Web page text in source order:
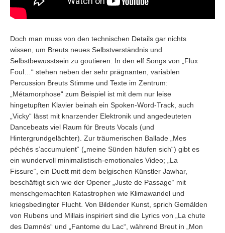
Doch man muss von den technischen Details gar nichts
wissen, um Breuts neues Selbstverständnis und
Selbstbewusstsein zu goutieren. In den elf Songs von „Flux
Foul…“ stehen neben der sehr prägnanten, variablen
Percussion Breuts Stimme und Texte im Zentrum:
„Métamorphose“ zum Beispiel ist mit dem nur leise
hingetupften Klavier beinah ein Spoken-Word-Track, auch
„Vicky“ lässt mit knarzender Elektronik und angedeuteten
Dancebeats viel Raum für Breuts Vocals (und
Hintergrundgelächter). Zur träumerischen Ballade „Mes
péchés s’accumulent“ („meine Sünden häufen sich“) gibt es
ein wundervoll minimalistisch-emotionales Video; „La
Fissure“, ein Duett mit dem belgischen Künstler Jawhar,
beschäftigt sich wie der Opener „Juste de Passage“ mit
menschgemachten Katastrophen wie Klimawandel und
kriegsbedingter Flucht. Von Bildender Kunst, sprich Gemälden
von Rubens und Millais inspiriert sind die Lyrics von „La chute
des Damnés“ und „Fantome du Lac“, während Breut in „Mon